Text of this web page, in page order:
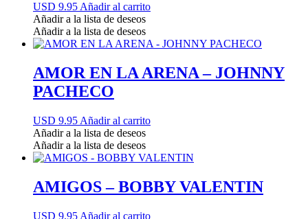
USD 9.95Añadir al carrito
Añadir a la lista de deseos
Añadir a la lista de deseos
AMOR EN LA ARENA – JOHNNY
PACHECO
USD 9.95 Añadir al carrito
Añadir a la lista de deseos
Añadir a la lista de deseos
AMIGOS – BOBBY VALENTIN
USD 9.95 Añadir al carrito